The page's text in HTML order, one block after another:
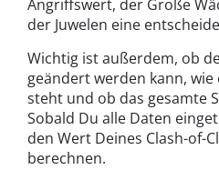
Angriffswert, der Große
der Juwelen eine
Wichtig ist außerdem, ob
geändert werden kann, wie
steht und ob das gesamte
Sobald Du alle Daten
den Wert Deines Clash-of-
berechnen.